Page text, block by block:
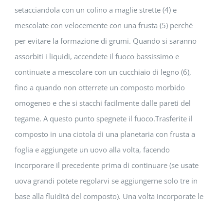
setacciandola con un colino a maglie strette (4) e
mescolate con velocemente con una frusta (5) perché
per evitare la formazione di grumi. Quando si saranno
assorbiti i liquidi, accendete il fuoco bassissimo e
continuate a mescolare con un cucchiaio di legno (6),
fino a quando non otterrete un composto morbido
omogeneo e che si stacchi facilmente dalle pareti del
tegame. A questo punto spegnete il fuoco.Trasferite il
composto in una ciotola di una planetaria con frusta a
foglia e aggiungete un uovo alla volta, facendo
incorporare il precedente prima di continuare (se usate
uova grandi potete regolarvi se aggiungerne solo tre in
base alla fluidità del composto). Una volta incorporate le